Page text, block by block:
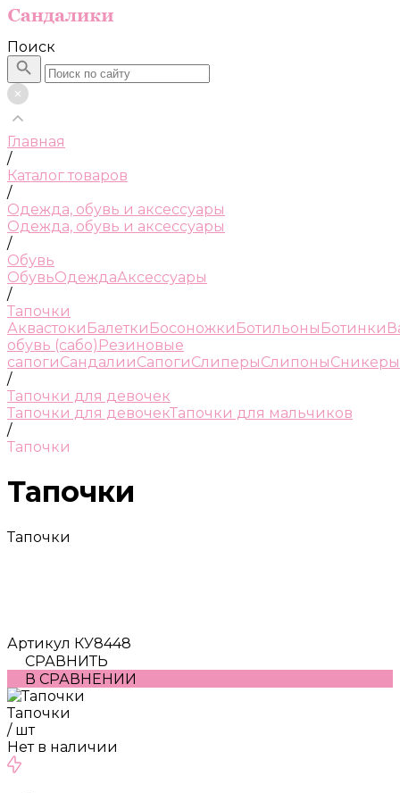
Поиск
Главная
/
Каталог товаров
/
Одежда, обувь и аксессуары
Одежда, обувь и аксессуары
/
Обувь
ОбувьОдеждаАксессуары
/
Тапочки
Аквастоки Балетки Босоножки Ботильоны Ботинки
обувь (сабо) Резиновые
сапогиСандалииСапогиСлиперыСлипоныСникеры
/
Тапочки для девочек
Тапочки для девочекТапочки для мальчиков
/
Тапочки
Тапочки
Тапочки
Артикул КУ8448
СРАВНИТЬ
В СРАВНЕНИИ
Тапочки
/ шт
Нет в наличии